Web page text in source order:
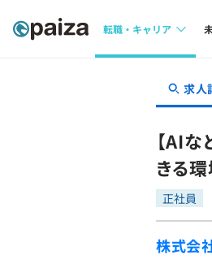
転職・キャリア
転職成功ガイド
求人
【AI
きる
正社員
株式会